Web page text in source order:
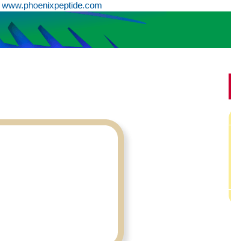
www.phoenixpeptide.com